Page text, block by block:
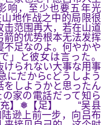
响，至少也要五年光
地作战之中的局限很
击范围再大，若在山道
箭的优势根本无法发挥
足なのよ。何やかや
」と彼女は言った。
けられない大事な用事
にだからcどうしよう
をしようかと思ったん
家の電話だって知ら
充】❅【足】 “吴县
逊上前一步，向吕布